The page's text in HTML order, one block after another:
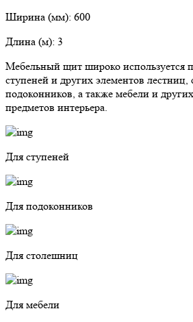
Ширина (мм): 600
Длина (м): 3
Мебельный щит широко используется
ступеней и других элементов
подоконников, а также мебели и
предметов интерьера.
Для ступеней
Для подоконников
Для столешниц
Для мебели